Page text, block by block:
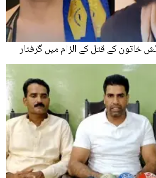
خاتون کے قتل کے الزام میں گرفتار